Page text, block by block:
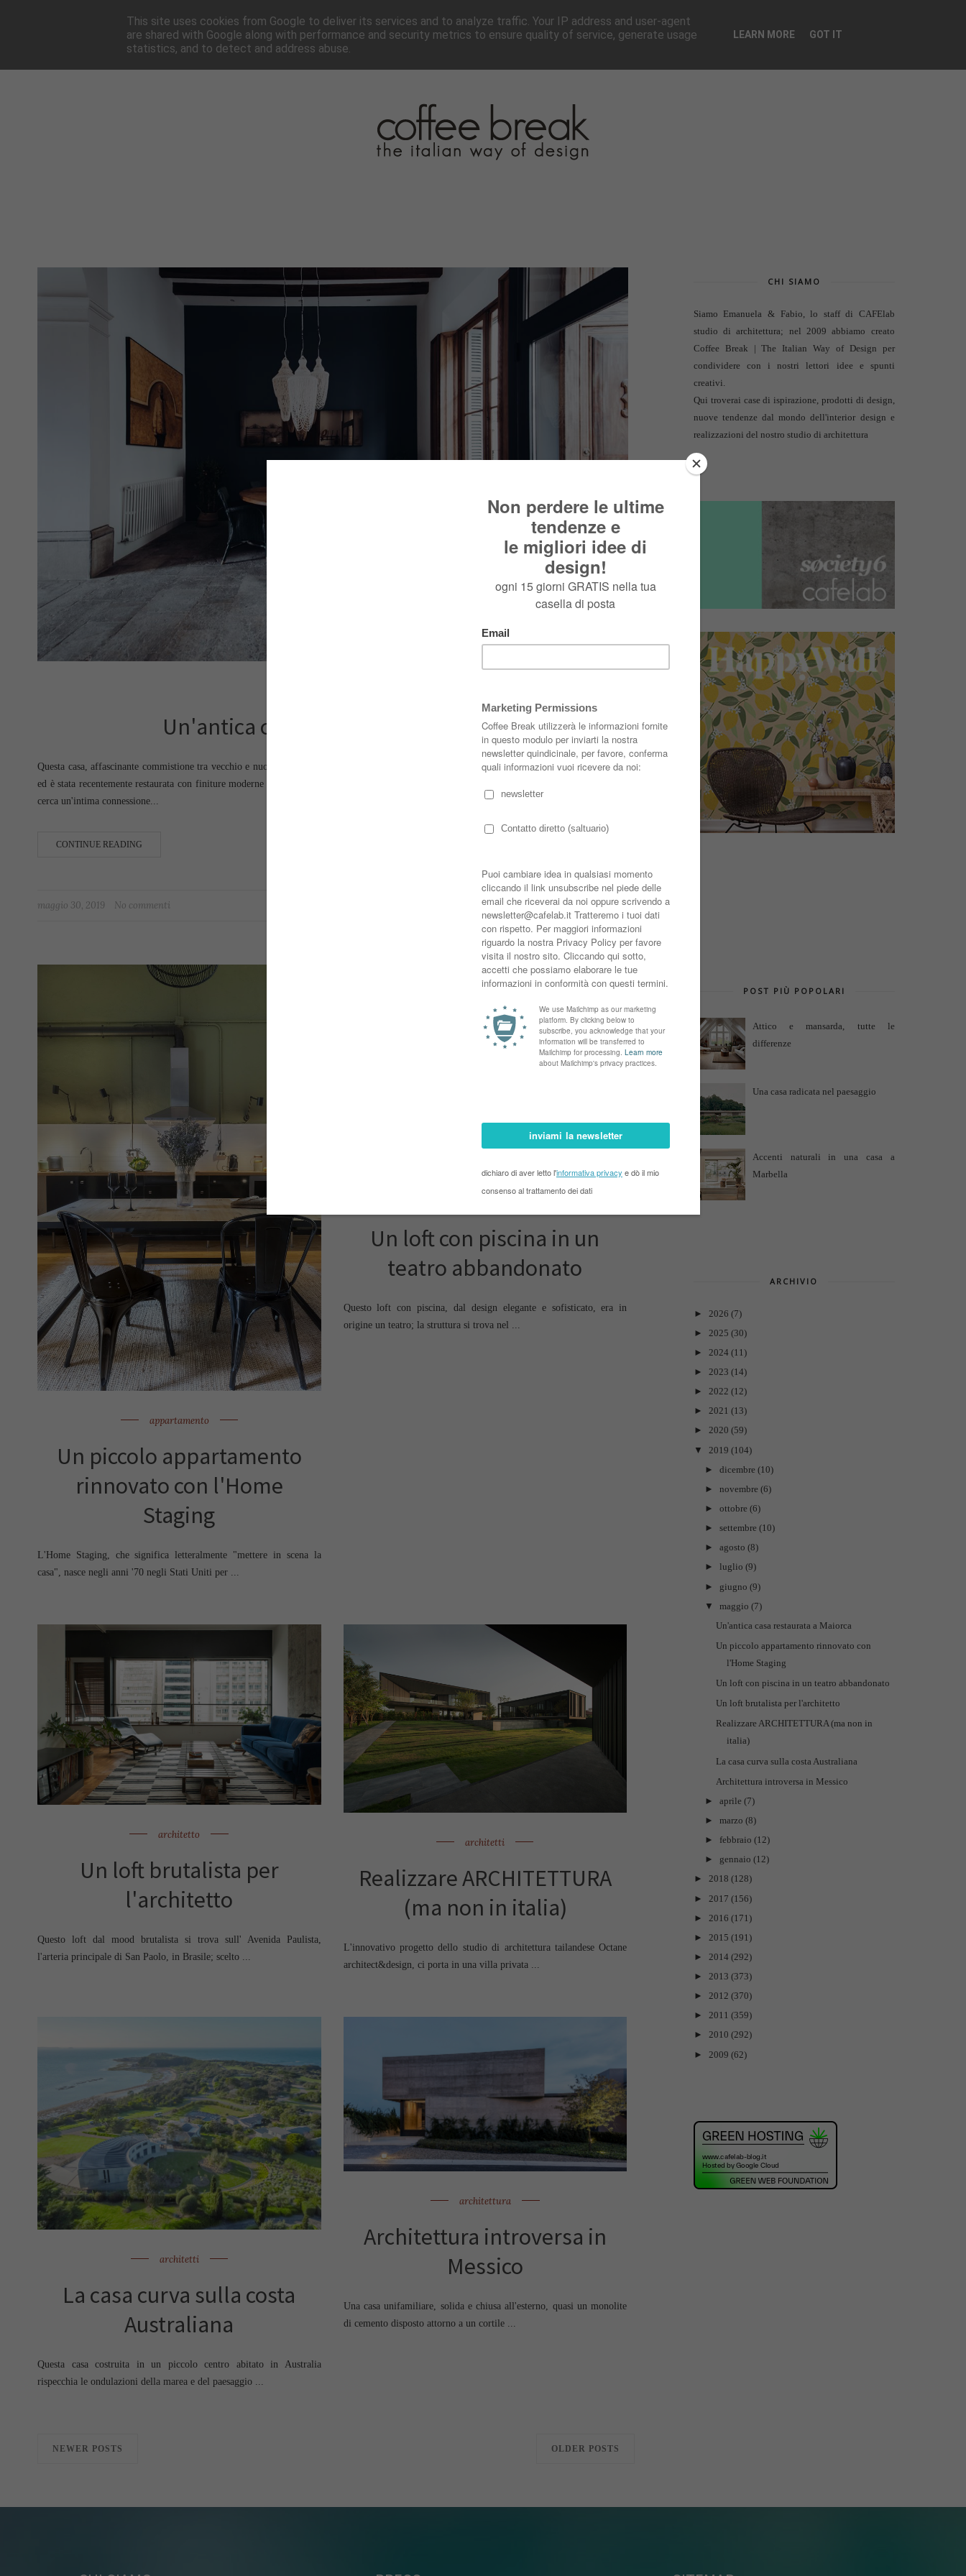
HOME NEWSLETTER CHI SIAMO▼ PAGINE▼ COLLABORA PRESS CONTATTI
Un'antica casa restaurata a Maiorca
Questa casa, affascinante commistione tra vecchio e nuovo, si trova a Maiorca, nel cuore di Sóller. Costruita nel 1896, misura 510 metri quadri
ed è stata recentemente restaurata con finiture moderne e dotazioni tecnologiche all'avanguardia; ideale per chi apprezza il comfort ed il lusso e
cerca un'intima connessione...
CONTINUE READING
maggio 30, 2019 No commenti
appartamento
Un piccolo appartamento
rinnovato con l'Home
Staging
L'Home Staging, che significa letteralmente "mettere in scena la
casa", nasce negli anni '70 negli Stati Uniti per ...
Un loft con piscina in un
teatro abbandonato
Questo loft con piscina, dal design elegante e sofisticato, era in
origine un teatro; la struttura si trova nel ...
architetto
Un loft brutalista per
l'architetto
Questo loft dal mood brutalista si trova sull' Avenida Paulista,
l'arteria principale di San Paolo, in Brasile; scelto ...
architetti
Realizzare ARCHITETTURA
(ma non in italia)
L'innovativo progetto dello studio di architettura tailandese Octane
architect&design, ci porta in una villa privata ...
architetti
La casa curva sulla costa
Australiana
Questa casa costruita in un piccolo centro abitato in Australia
rispecchia le ondulazioni della marea e del paesaggio ...
architettura
Architettura introversa in
Messico
Una casa unifamiliare, solida e chiusa all'esterno, quasi un monolite
di cemento disposto attorno a un cortile ...
NEWER POSTS OLDER POSTS
CHI SIAMO
Siamo Emanuela & Fabio, lo staff di CAFElab
studio di architettura; nel 2009 abbiamo creato
Coffee Break | The Italian Way of Design per
condividere con i nostri lettori idee e spunti
creativi.
Qui troverai case di ispirazione, prodotti di design,
nuove tendenze dal mondo dell'interior design e
realizzazioni del nostro studio di architettura
POST PIÙ POPOLARI
Attico e mansarda, tutte le
differenze
Una casa radicata nel paesaggio
Accenti naturali in una casa a
Marbella
ARCHIVIO
► 2026 (7)
► 2025 (30)
► 2024 (11)
► 2023 (14)
► 2022 (12)
► 2021 (13)
► 2020 (59)
▼
2019 (104)
► dicembre (10)
► novembre (6)
► ottobre (6)
► settembre (10)
► agosto (8)
► luglio (9)
► giugno (9)
▼
maggio (7)
Un'antica casa restaurata a Maiorca
Un piccolo appartamento rinnovato con
l'Home Staging
Un loft con piscina in un teatro abbandonato
Un loft brutalista per l'architetto
Realizzare ARCHITETTURA (ma non in
italia)
La casa curva sulla costa Australiana
Architettura introversa in Messico
► aprile (7)
► marzo (8)
► febbraio (12)
► gennaio (12)
► 2018 (128)
► 2017 (156)
► 2016 (171)
► 2015 (191)
► 2014 (292)
► 2013 (373)
► 2012 (370)
► 2011 (359)
► 2010 (292)
► 2009 (62)
This site uses cookies from Google to deliver its services and to analyze traffic. Your IP address and user-agent
are shared with Google along with performance and security metrics to ensure quality of service, generate usage
statistics, and to detect and address abuse.
LEARN MORE GOT IT